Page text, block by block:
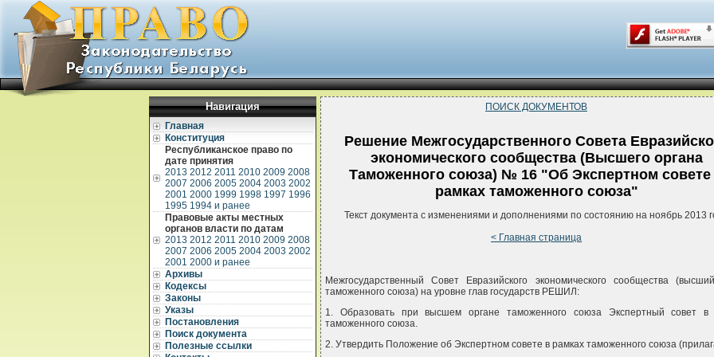
Навигация
Главная
Конституция
Республиканское право по
дате принятия
2013 2012 2011 2010 2009 2008
2007 2006 2005 2004 2003 2002
2001 2000 1999 1998 1997 1996
1995 1994 и ранее
Правовые акты местных
органов власти по датам
2013 2012 2011 2010 2009 2008
2007 2006 2005 2004 2003 2002
2001 2000 и ранее
Архивы
Кодексы
Законы
Указы
Постановления
Поиск документа
Полезные ссылки
ПОИСК ДОКУМЕНТОВ
Решение Межгосударственного Совета
экономического сообщества (Высшего органа
Таможенного союза) № 16 "Об Экспертном совете
рамках таможенного союза"
Текст документа с изменениями и дополнениями по состоянию на ноябрь 2013
< Главная страница
Межгосударственный Совет Евразийского экономического сообщества
таможенного союза) на уровне глав государств РЕШИЛ:
1. Образовать при высшем органе таможенного союза Экспертный совет в
таможенного союза.
2. Утвердить Положение об Экспертном совете в рамках таможенного союза